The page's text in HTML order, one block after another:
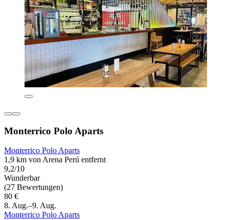
Monterrico Polo Aparts
Monterrico Polo Aparts
1,9 km von Arena Perú entfernt
9,2/10
Wunderbar
(27 Bewertungen)
80 €
8. Aug.–9. Aug.
Monterrico Polo Aparts